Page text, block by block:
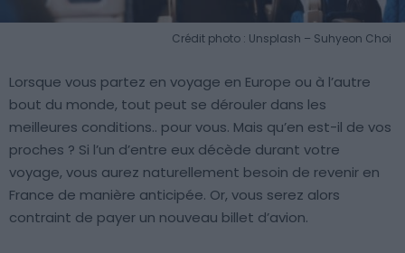
Crédit photo : Unsplash – Suhyeon Choi
Lorsque vous partez en voyage en Europe ou à l’autre
bout du monde, tout peut se dérouler dans les
meilleures conditions.. pour vous. Mais qu’en est-il de vos
proches ? Si l’un d’entre eux décède durant votre
voyage, vous aurez naturellement besoin de revenir en
France de manière anticipée. Or, vous serez alors
contraint de payer un nouveau billet d’avion.